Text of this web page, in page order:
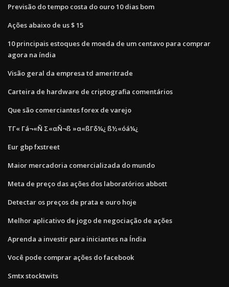
Previsão do tempo costa do ouro 10 dias bom
Ações abaixo de us $ 15
10 principais estoques de moeda de um centavo para comprar
agora na índia
Visão geral da empresa td ameritrade
Carteira de hardware de criptografia comentários
Que são comerciantes forex de varejo
ΤΓ« Γá¬«Ñ Σ«αÑ¬ß »α«ßΓδ¼¿ ß½«óá¼¿
Eur gbp fxstreet
Maior mercadoria comercializada do mundo
Meta de preço das ações dos laboratórios abbott
Detectar os preços de prata e ouro hoje
Melhor aplicativo de jogo de negociação de ações
Aprenda a investir para iniciantes na Índia
Você pode comprar ações do facebook
Smtx stocktwits